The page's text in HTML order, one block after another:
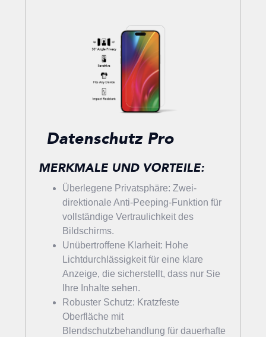
Datenschutz Pro
MERKMALE UND VORTEILE:
Überlegene Privatsphäre: Zwei-
direktionale Anti-Peeping-Funktion für
vollständige Vertraulichkeit des
Bildschirms.
Unübertroffene Klarheit: Hohe
Lichtdurchlässigkeit für eine klare
Anzeige, die sicherstellt, dass nur Sie
Ihre Inhalte sehen.
Robuster Schutz: Kratzfeste
Oberfläche mit
Blendschutzbehandlung für dauerhafte